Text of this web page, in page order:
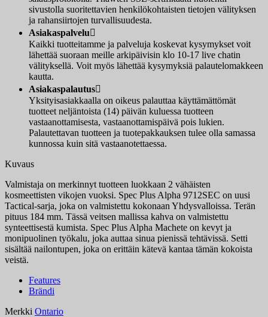
sivustolla suoritettavien henkilökohtaisten tietojen välityksen
ja rahansiirtojen turvallisuudesta.
Asiakaspalvelu
Kaikki tuotteitamme ja palveluja koskevat kysymykset voit
lähettää suoraan meille arkipäivisin klo 10-17 live chatin
välityksellä. Voit myös lähettää kysymyksiä palautelomakkeen
kautta.
Asiakaspalautus
Yksityisasiakkaalla on oikeus palauttaa käyttämättömät
tuotteet neljäntoista (14) päivän kuluessa tuotteen
vastaanottamisesta, vastaanottamispäivä pois lukien.
Palautettavan tuotteen ja tuotepakkauksen tulee olla samassa
kunnossa kuin sitä vastaanotettaessa.
Kuvaus
Valmistaja on merkinnyt tuotteen luokkaan 2 vähäisten
kosmeettisten vikojen vuoksi. Spec Plus Alpha 9712SEC on uusi
Tactical-sarja, joka on valmistettu kokonaan Yhdysvalloissa. Terän
pituus 184 mm. Tässä veitsen mallissa kahva on valmistettu
synteettisestä kumista. Spec Plus Alpha Machete on kevyt ja
monipuolinen työkalu, joka auttaa sinua pienissä tehtävissä. Setti
sisältää nailontupen, joka on erittäin kätevä kantaa tämän kokoista
veistä.
Features
Brändi
Merkki Ontario